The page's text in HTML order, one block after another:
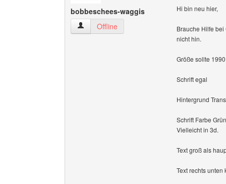
bobbeschees-waggis
bobbeschees-waggis Benutzer-Profile
Offline
Hi bin neu hier,
Brauche Hilfe
nicht hin.
Größe sollte
Schrift egal
Hintergrund
Schrift Farbe
Vielleicht in 3d.
Text groß als
Text rechts unten